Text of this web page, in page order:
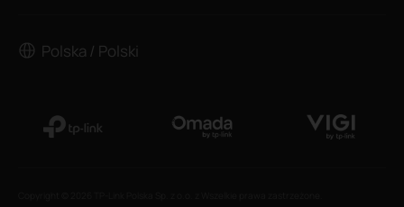
Polska / Polski